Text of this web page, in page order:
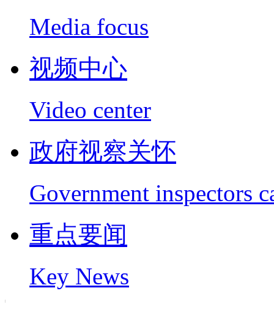
Media focus
视频中心
Video center
政府视察关怀
Government inspectors
重点要闻
Key News